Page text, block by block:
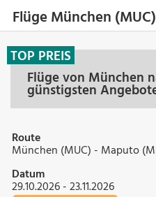
Flüge München
Flüge von München
günstigsten
TOP PREIS
Route
München (MUC) - Maputo
Datum
29.10.2026 - 23.11.2026